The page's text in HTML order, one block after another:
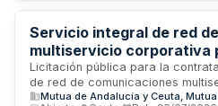
Servicio integral de red
multiservicio corporativa
Andalucía y de Ceuta
Licitación pública para la
de red de comunicaciones
proporcione servicios de datos,